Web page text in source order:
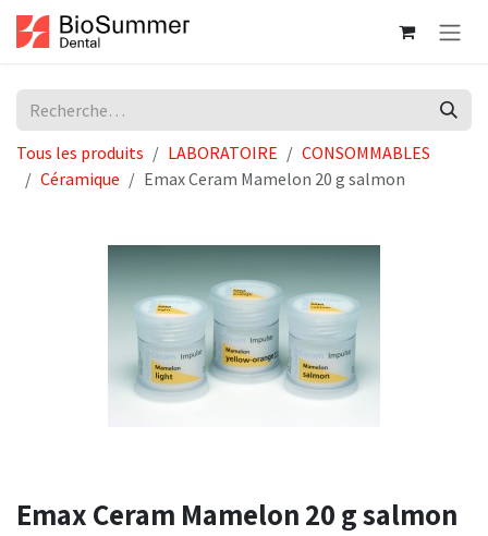
Se rendre au contenu
Tous les produits LABORATOIRE
CONSOMMABLES
Céramique
Emax Ceram Mamelon 20 g salmon
Emax Ceram Mamelon 20 g salmon